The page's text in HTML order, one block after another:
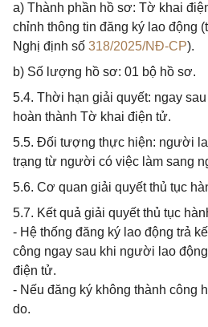
a) Thành phần hồ sơ: Tờ khai
chỉnh thông tin đăng ký lao động
Nghị định số 318/2025/NĐ-CP).
b) Số lượng hồ sơ: 01 bộ hồ sơ.
5.4. Thời hạn giải quyết: ngay
hoàn thành Tờ khai điện tử.
5.5. Đối tượng thực hiện: người
trạng từ người có việc làm sang
5.6. Cơ quan giải quyết thủ tục
5.7. Kết quả giải quyết thủ tục
- Hệ thống đăng ký lao động trả
công ngay sau khi người lao
điện tử.
- Nếu đăng ký không thành công
do.